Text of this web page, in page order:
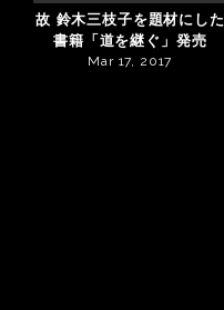
故 鈴木三枝子を題材にした
書籍「道を継ぐ」発売
Mar 17, 2017